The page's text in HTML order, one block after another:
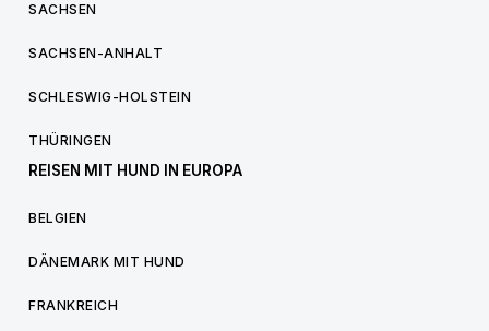
SACHSEN
SACHSEN-ANHALT
SCHLESWIG-HOLSTEIN
THÜRINGEN
REISEN MIT HUND IN EUROPA
BELGIEN
DÄNEMARK MIT HUND
FRANKREICH